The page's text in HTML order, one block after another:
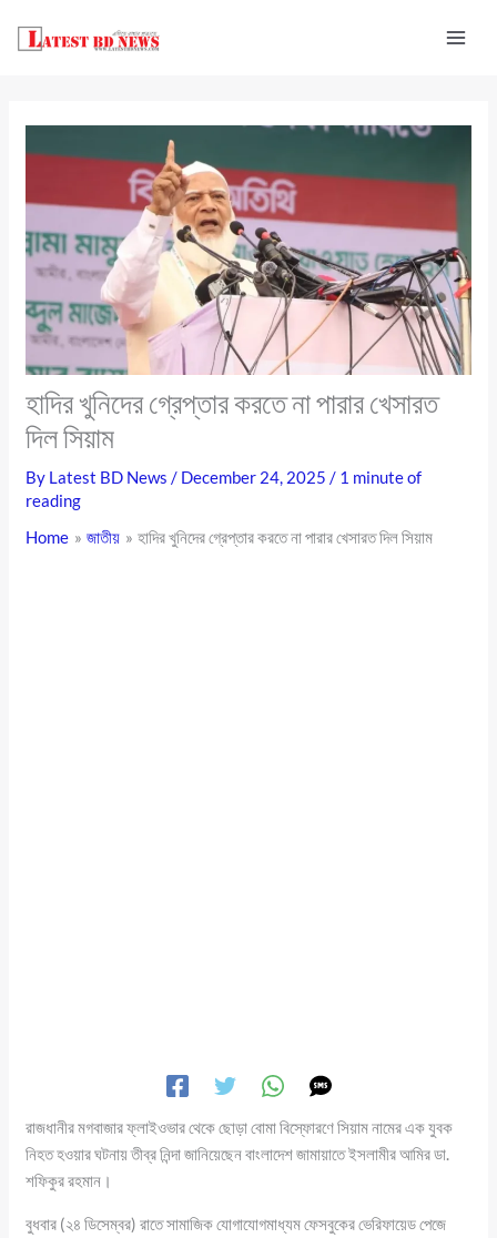
হাদির খুনিদের গ্রেপ্তার করতে না পারার খেসারত
দিল সিয়াম
By Latest BD News/ December 24, 2025/ 1 minute of
reading
Home
জাতীয় হাদির খুনিদের গ্রেপ্তার করতে না পারার খেসারত দিল সিয়াম
রাজধানীর মগবাজার ফ্লাইওভার থেকে ছোড়া বোমা বিস্ফোরণে সিয়াম নামের এক যুবক
নিহত হওয়ার ঘটনায় তীব্র নিন্দা জানিয়েছেন বাংলাদেশ জামায়াতে ইসলামীর আমির ডা.
শফিকুর রহমান।
বুধবার (২৪ ডিসেম্বর) রাতে সামাজিক যোগাযোগমাধ্যম ফেসবুকের ভেরিফায়েড পেজে